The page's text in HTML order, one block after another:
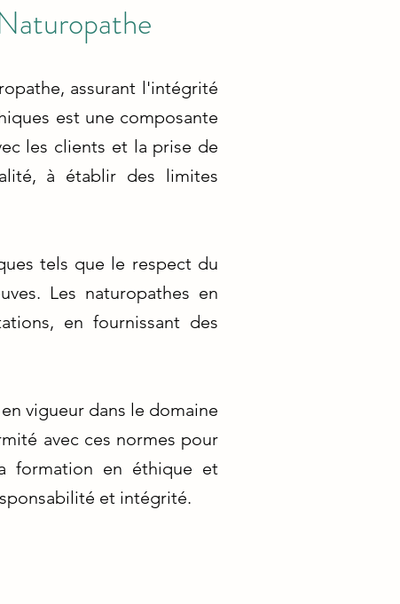
assurant l'intégrité
est une composante
les clients et la prise de
à établir des limites
tels que le respect du
Les naturopathes en
en fournissant des
vigueur dans le domaine
avec ces normes pour
formation en éthique et
et intégrité.